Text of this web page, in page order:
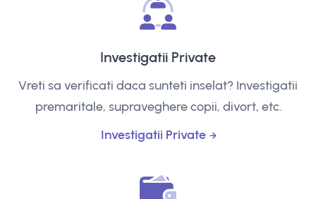
Investigatii Private
Vreti sa verificati daca sunteti inselat? Investigatii
premaritale, supraveghere copii, divort, etc.
Investigatii Private